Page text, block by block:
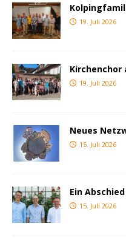
19. Juli 2026
19. Juli 2026
Neues
15. Juli 2026
Ein
15. Juli 2026